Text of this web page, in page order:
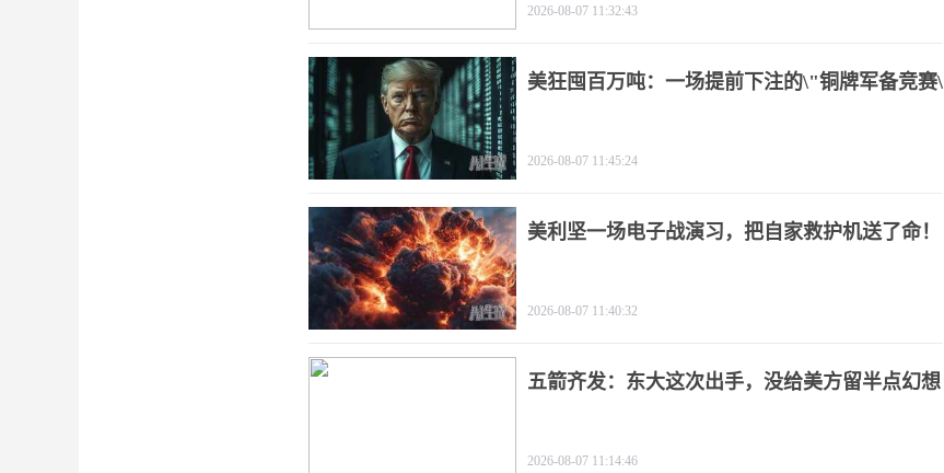
2026-08-07 11:32:43
美狂囤百万吨：一场提前下注的\"铜牌军备竞赛\"
2026-08-07 11:45:24
美利坚一场电子战演习，把自家救护机送了命！
2026-08-07 11:40:32
五箭齐发：东大这次出手，没给美方留半点幻想
2026-08-07 11:14:46